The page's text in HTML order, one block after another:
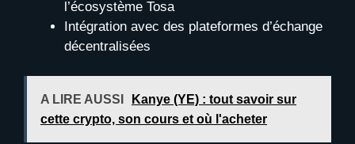
l’écosystème Tosa
Intégration avec des plateformes d’échange
décentralisées
A LIRE AUSSI
Kanye (YE) : tout savoir sur
cette crypto, son cours et où l'acheter